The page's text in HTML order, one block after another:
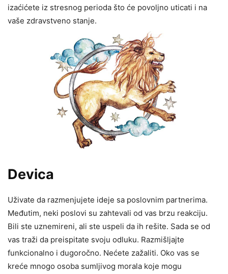
izaćićete iz stresnog perioda što će povoljno uticati i na
vaše zdravstveno stanje.
Devica
Uživate da razmenjujete ideje sa poslovnim partnerima.
Međutim, neki poslovi su zahtevali od vas brzu reakciju.
Bili ste uznemireni, ali ste uspeli da ih rešite. Sada se od
vas traži da preispitate svoju odluku. Razmišljajte
funkcionalno i dugoročno. Nećete zažaliti. Oko vas se
kreće mnogo osoba sumljivog morala koje mogu